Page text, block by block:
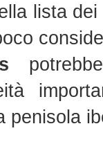
lista
penisola